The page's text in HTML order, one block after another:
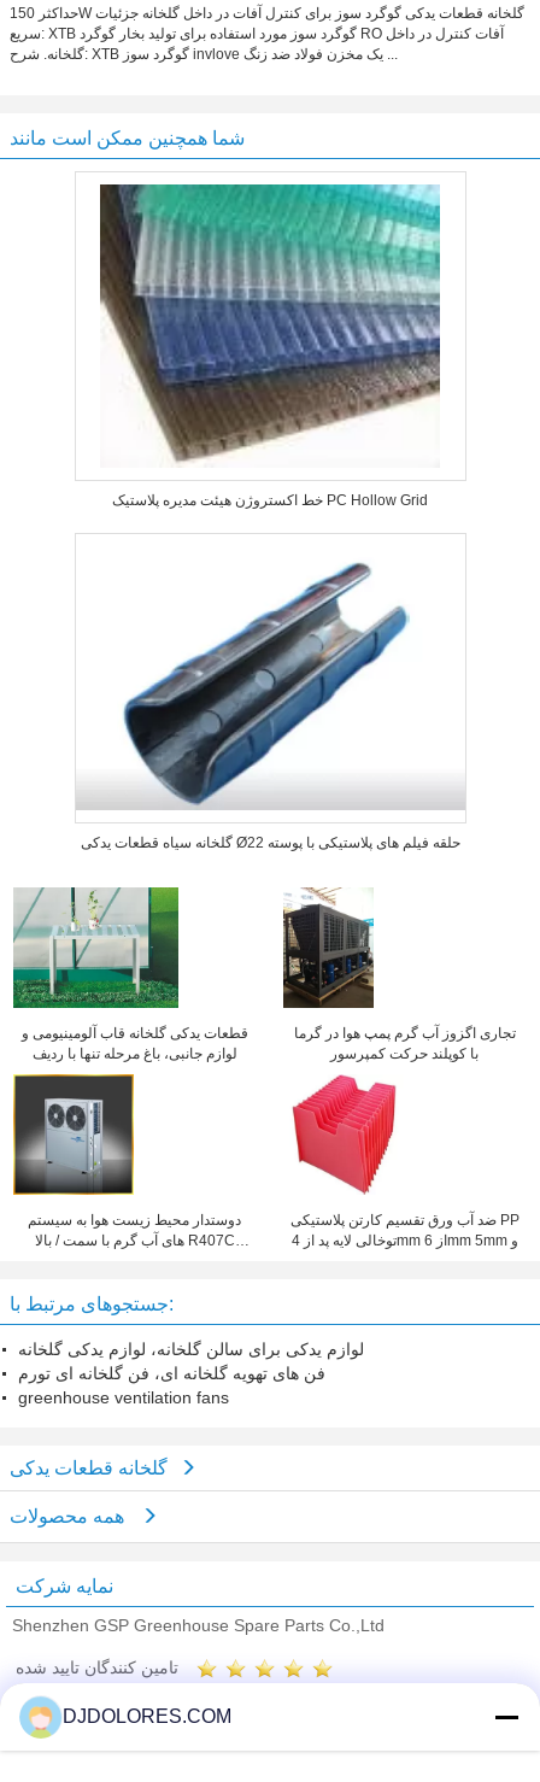
حداکثر 150W گلخانه قطعات یدکی گوگرد سوز برای کنترل آفات در داخل گلخانه جزئیات
سریع: XTB گوگرد سوز مورد استفاده برای تولید بخار گوگرد RO آفات کنترل در داخل
گلخانه. شرح: XTB گوگرد سوز invlove یک مخزن فولاد ضد زنگ ...
شما همچنین ممکن است مانند
خط اکستروژن هیئت مدیره پلاستیک PC Hollow Grid
گلخانه سیاه قطعات یدکی Ø22 حلقه فیلم های پلاستیکی با پوسته
قطعات یدکی گلخانه قاب آلومینیومی و
لوازم جانبی، باغ مرحله تنها با ردیف
تجاری اگزوز آب گرم پمپ هوا در گرما
با کوپلند حرکت کمپرسور
دوستدار محیط زیست هوا به سیستم
های آب گرم با سمت / بالا R407C
ضد آب ورق تقسیم کارتن پلاستیکی PP
توخالی لایه پد از 4mm از 6mm ​​5mm و
جستجوهای مرتبط با:
لوازم یدکی برای سالن گلخانه، لوازم یدکی گلخانه
فن های تهویه گلخانه ای، فن گلخانه ای تورم
greenhouse ventilation fans
گلخانه قطعات یدکی
نمایه شرکت
Shenzhen GSP Greenhouse Spare Parts Co.,Ltd
تامین کنندگان تایید شده
Trust Seal
DJDOLORES.COM